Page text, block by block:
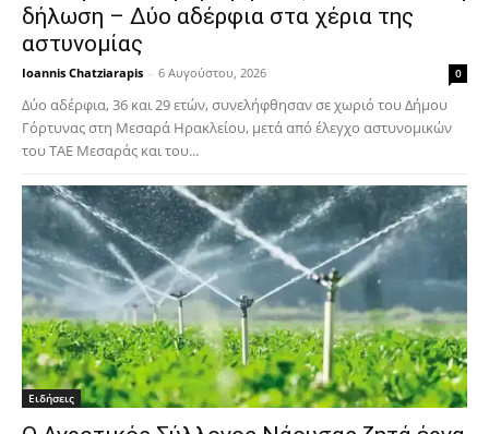
δήλωση – Δύο αδέρφια στα χέρια της
αστυνομίας
Ioannis Chatziarapis - 6 Αυγούστου, 2026 0
Δύο αδέρφια, 36 και 29 ετών, συνελήφθησαν σε χωριό του Δήμου
Γόρτυνας στη Μεσαρά Ηρακλείου, μετά από έλεγχο αστυνομικών
του ΤΑΕ Μεσαράς και του...
Ειδήσεις